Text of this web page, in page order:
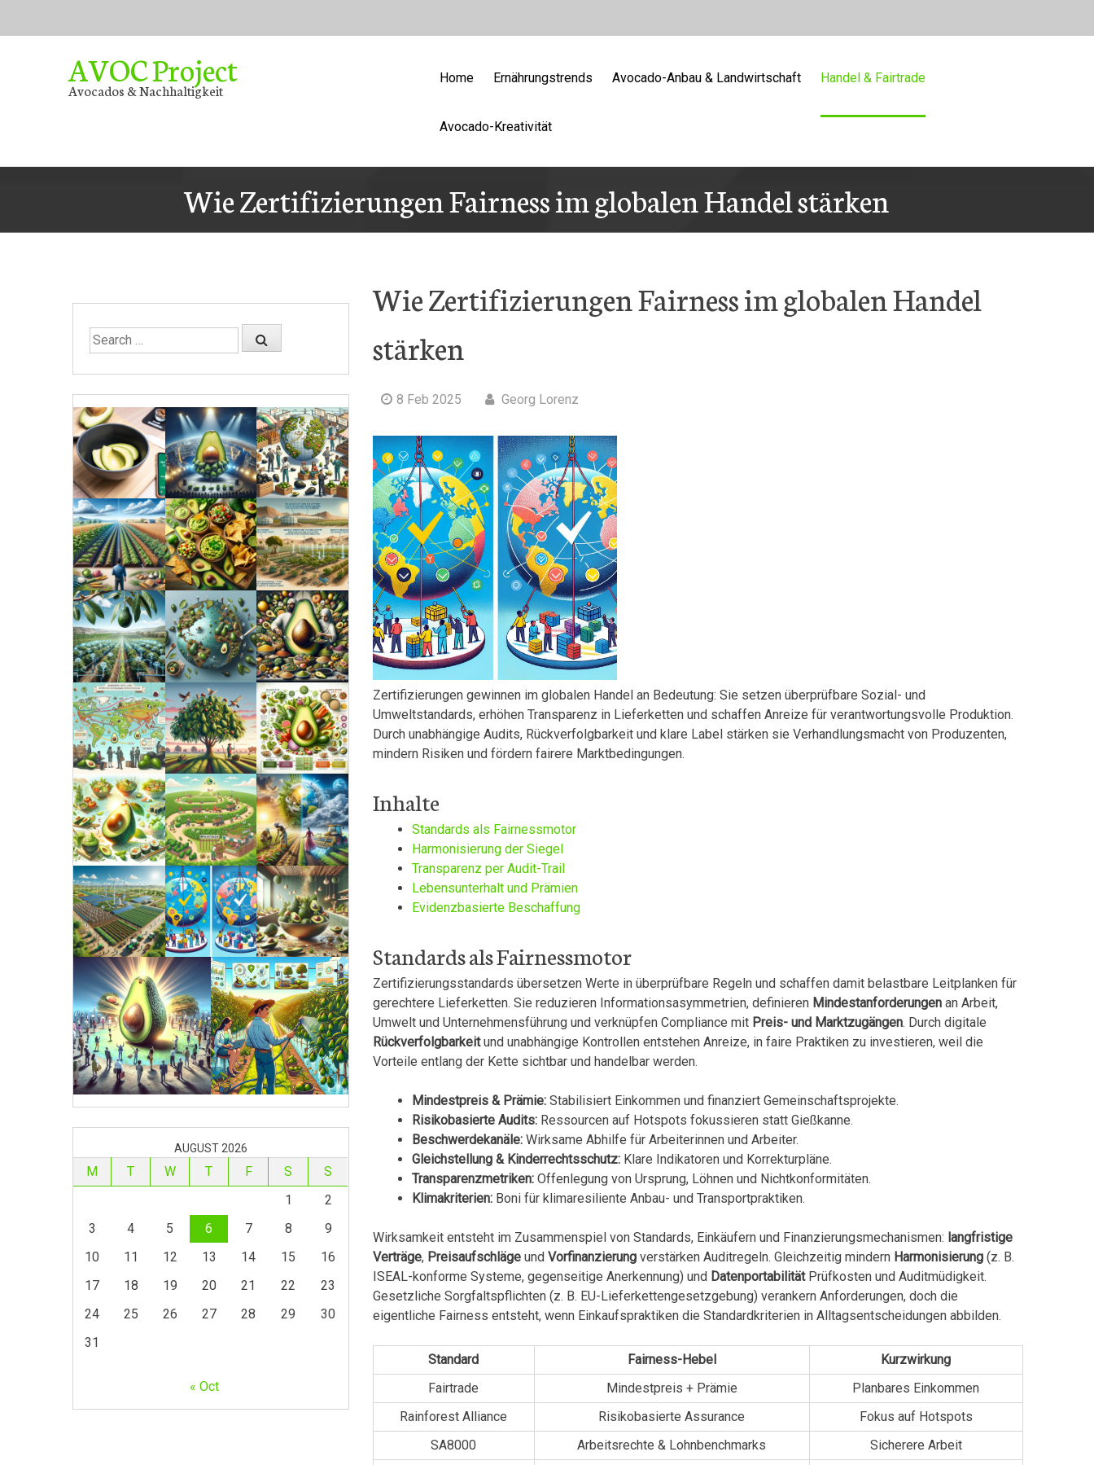
AVOC Project
Avocados & Nachhaltigkeit
Home Ernährungstrends Avocado-Anbau & Landwirtschaft Handel & Fairtrade
Avocado-Kreativität
Wie Zertifizierungen Fairness im globalen Handel stärken
Search
for:
AUGUST 2026
M T W T F S
S
1
2
3
4 5 6 7 8
9
10
11 12 13 14 15
16
17
18 19 20 21 22
23
24
25 26 27 28 29
30
31
« Oct
Wie Zertifizierungen Fairness im globalen Handel
stärken
8 Feb 2025 Georg Lorenz
Zertifizierungen gewinnen im globalen Handel an Bedeutung: Sie setzen überprüfbare Sozial- und
Umweltstandards, erhöhen Transparenz in Lieferketten und schaffen Anreize für verantwortungsvolle Produktion.
Durch unabhängige Audits, Rückverfolgbarkeit und klare Label stärken sie Verhandlungsmacht von Produzenten,
mindern Risiken und fördern fairere Marktbedingungen.
Inhalte
Standards als Fairnessmotor
Harmonisierung der Siegel
Transparenz per Audit-Trail
Lebensunterhalt und Prämien
Evidenzbasierte Beschaffung
Standards als Fairnessmotor
Zertifizierungsstandards übersetzen Werte in überprüfbare Regeln und schaffen damit belastbare Leitplanken für
gerechtere Lieferketten. Sie reduzieren Informationsasymmetrien, definieren Mindestanforderungenan Arbeit,
Umwelt und Unternehmensführung und verknüpfen Compliance mit Preis- und Marktzugängen. Durch digitale
Rückverfolgbarkeitund unabhängige Kontrollen entstehen Anreize, in faire Praktiken zu investieren, weil die
Vorteile entlang der Kette sichtbar und handelbar werden.
Mindestpreis & Prämie:Stabilisiert Einkommen und finanziert Gemeinschaftsprojekte.
Risikobasierte Audits:Ressourcen auf Hotspots fokussieren statt Gießkanne.
Beschwerdekanäle:Wirksame Abhilfe für Arbeiterinnen und Arbeiter.
Gleichstellung & Kinderrechtsschutz:Klare Indikatoren und Korrekturpläne.
Transparenzmetriken:Offenlegung von Ursprung, Löhnen und Nichtkonformitäten.
Klimakriterien:Boni für klimaresiliente Anbau- und Transportpraktiken.
Wirksamkeit entsteht im Zusammenspiel von Standards, Einkäufern und Finanzierungsmechanismen: langfristige
Verträge, Preisaufschlägeund Vorfinanzierungverstärken Auditregeln. Gleichzeitig mindern Harmonisierung(z. B.
ISEAL-konforme Systeme, gegenseitige Anerkennung) und DatenportabilitätPrüfkosten und Auditmüdigkeit.
Gesetzliche Sorgfaltspflichten (z. B. EU-Lieferkettengesetzgebung) verankern Anforderungen, doch die
eigentliche Fairness entsteht, wenn Einkaufspraktiken die Standardkriterien in Alltagsentscheidungen abbilden.
Standard Fairness-Hebel
Kurzwirkung
Fairtrade
Mindestpreis + Prämie
Planbares Einkommen
Rainforest Alliance
Risikobasierte Assurance
Fokus auf Hotspots
SA8000
Arbeitsrechte & Lohnbenchmarks
Sicherere Arbeit